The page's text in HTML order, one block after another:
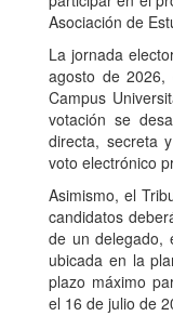
Asociación de
La jornada
agosto de
Campus
votación se
directa, secreta
voto electrónico
Asimismo, el
candidatos
de un delegado,
ubicada en la
plazo máximo
el 16 de julio de